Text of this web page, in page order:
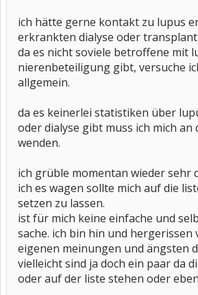
ich hätte gerne kontakt zu lupus
erkrankten dialyse oder
da es nicht soviele betroffene mit
nierenbeteiligung gibt, versuche
allgemein.
da es keinerlei statistiken über
oder dialyse gibt muss ich mich
wenden.
ich grüble momentan wieder sehr
ich es wagen sollte mich auf die
setzen zu lassen.
ist für mich keine einfache und
sache. ich bin hin und hergerissen
eigenen meinungen und ängsten
vielleicht sind ja doch ein paar da
oder auf der liste stehen oder